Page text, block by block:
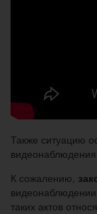
Также ситуацию
видеонаблюдения.
К сожалению,
таких актов